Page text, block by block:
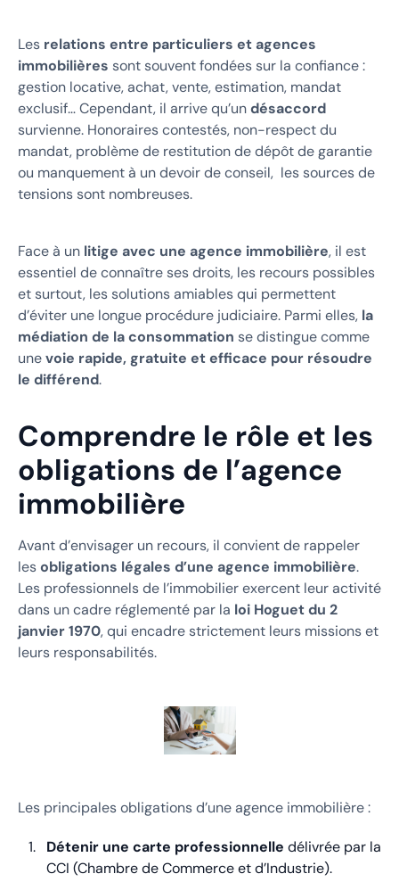
Les relations entre particuliers et agences
immobilières sont souvent fondées sur la confiance :
gestion locative, achat, vente, estimation, mandat
exclusif… Cependant, il arrive qu’undésaccord
survienne. Honoraires contestés, non-respect du
mandat, problème de restitution de dépôt de garantie
ou manquement à un devoir de conseil, les sources de
tensions sont nombreuses.
Face à un litige avec une agence immobilière, il est
essentiel de connaître ses droits, les recours possibles
et surtout, les solutions amiables qui permettent
d’éviter une longue procédure judiciaire. Parmi elles, la
médiation de la consommation se distingue comme
unevoie rapide, gratuite et efficace pour résoudre
le différend.
Comprendre le rôle et les
obligations de l’agence
immobilière
Avant d’envisager un recours, il convient de rappeler
lesobligations légales d’une agence immobilière.
Les professionnels de l’immobilier exercent leur activité
dans un cadre réglementé par la loi Hoguet du 2
janvier 1970, qui encadre strictement leurs missions et
leurs responsabilités.
Les principales obligations d’une agence immobilière :
Détenir une carte professionnelle délivrée par la
CCI (Chambre de Commerce et d’Industrie).